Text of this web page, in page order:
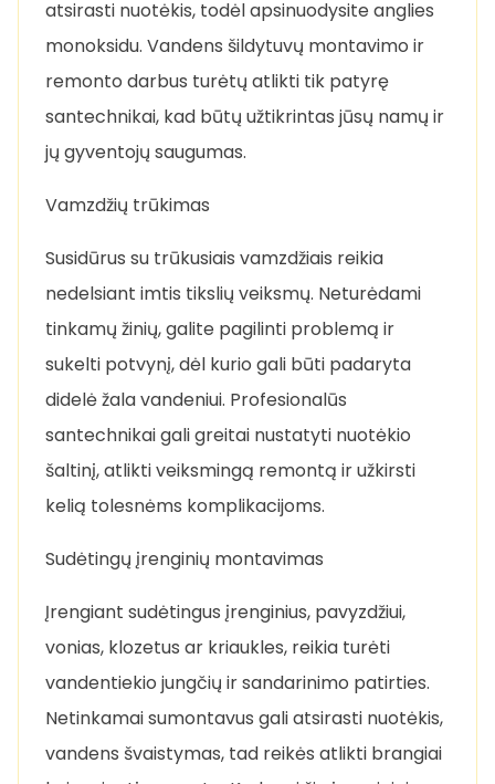
atsirasti nuotėkis, todėl apsinuodysite anglies
monoksidu. Vandens šildytuvų montavimo ir
remonto darbus turėtų atlikti tik patyrę
santechnikai, kad būtų užtikrintas jūsų namų ir
jų gyventojų saugumas.
Vamzdžių trūkimas
Susidūrus su trūkusiais vamzdžiais reikia
nedelsiant imtis tikslių veiksmų. Neturėdami
tinkamų žinių, galite pagilinti problemą ir
sukelti potvynį, dėl kurio gali būti padaryta
didelė žala vandeniui. Profesionalūs
santechnikai gali greitai nustatyti nuotėkio
šaltinį, atlikti veiksmingą remontą ir užkirsti
kelią tolesnėms komplikacijoms.
Sudėtingų įrenginių montavimas
Įrengiant sudėtingus įrenginius, pavyzdžiui,
vonias, klozetus ar kriaukles, reikia turėti
vandentiekio jungčių ir sandarinimo patirties.
Netinkamai sumontavus gali atsirasti nuotėkis,
vandens švaistymas, tad reikės atlikti brangiai